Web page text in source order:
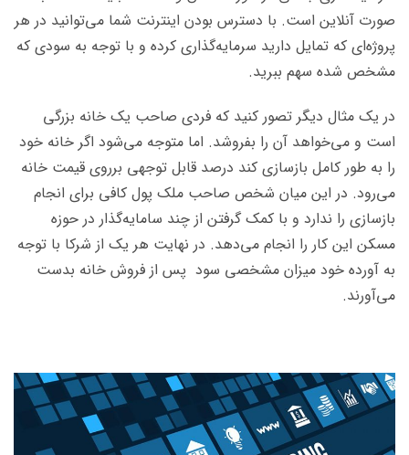
صورت آنلاین است. با دسترس بودن اینترنت شما می‌توانید در هر
پروژه‌ای که تمایل دارید سرمایه‌گذاری کرده و با توجه به سودی که
مشخص شده سهم ببرید.
در یک مثال دیگر تصور کنید که فردی صاحب یک خانه بزرگی
است و می‌خواهد آن را بفروشد. اما متوجه می‌شود اگر خانه خود
را به طور کامل بازسازی کند درصد قابل توجهی برروی قیمت خانه
می‌رود. در این میان شخص صاحب ملک پول کافی برای انجام
بازسازی را ندارد و با کمک گرفتن از چند سامایه‌گذار در حوزه
مسکن این کار را انجام می‌دهد. در نهایت هر یک از شرکا با توجه
به آورده خود میزان مشخصی سود پس از فروش خانه بدست
می‌آورند.